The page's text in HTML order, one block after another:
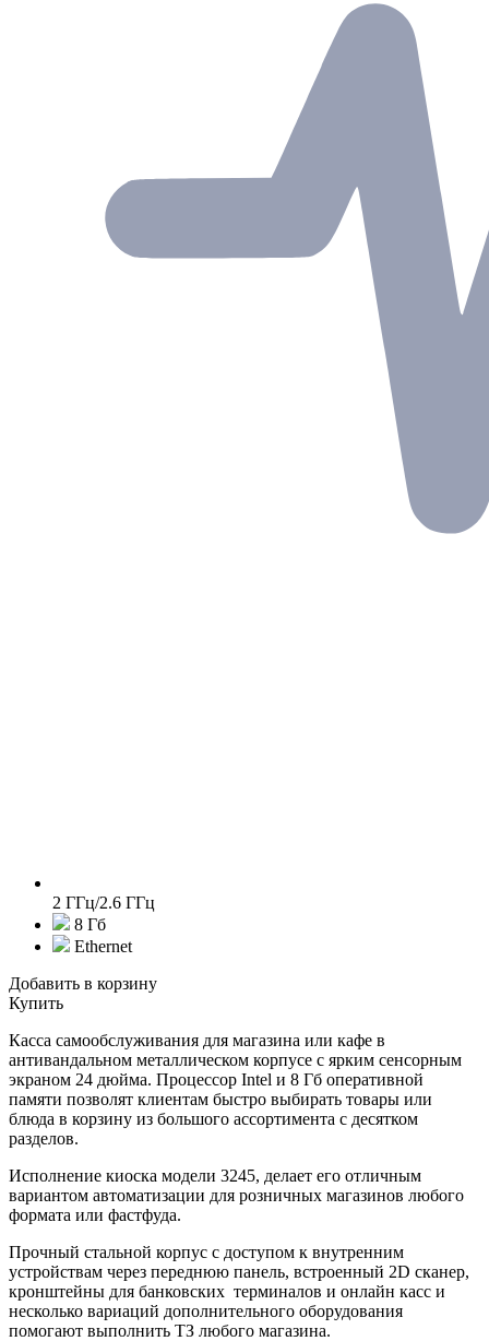
2 ГГц/2.6 ГГц
8 Гб
Ethernet
Добавить в корзину
Купить
Касса самообслуживания для магазина или кафе в
антивандальном металлическом корпусе с ярким сенсорным
экраном 24 дюйма. Процессор Intel и 8 Гб оперативной
памяти позволят клиентам быстро выбирать товары или
блюда в корзину из большого ассортимента с десятком
разделов.
Исполнение киоска модели 3245, делает его отличным
вариантом автоматизации для розничных магазинов любого
формата или фастфуда.
Прочный стальной корпус с доступом к внутренним
устройствам через переднюю панель, встроенный 2D сканер,
кронштейны для банковских терминалов и онлайн касс и
несколько вариаций дополнительного оборудования
помогают выполнить ТЗ любого магазина.